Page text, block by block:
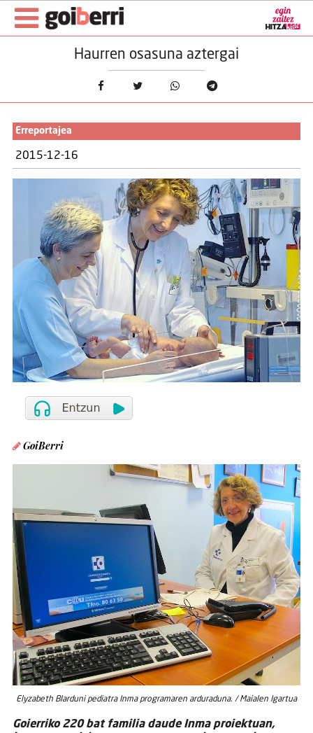
Haurren osasuna aztergai
Erreportajea
2015-12-16
GoiBerri
Elyzabeth Blarduni pediatra Inma programaren arduraduna. / Maialen Igartua
Goierriko 220 bat familia daude Inma proiektuan,